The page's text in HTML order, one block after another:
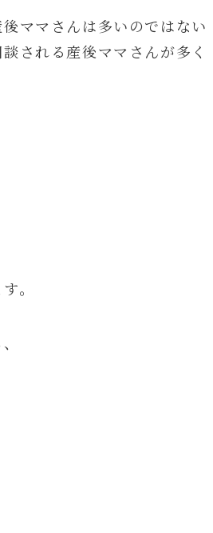
ママさんは多いのではない
される産後ママさんが多く
。